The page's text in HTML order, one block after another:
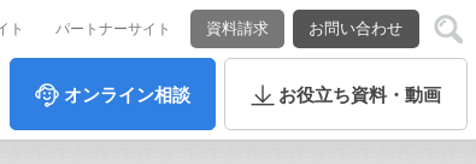
ト パートナーサイト 資料請求 お問い合わせ
オンライン相談 お役立ち資料・動画